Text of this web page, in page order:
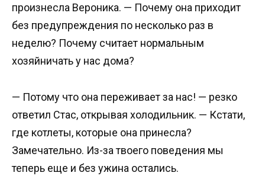
произнесла Вероника. — Почему она приходит
без предупреждения по несколько раз в
неделю? Почему считает нормальным
хозяйничать у нас дома?
— Потому что она переживает за нас! — резко
ответил Стас, открывая холодильник. — Кстати,
где котлеты, которые она принесла?
Замечательно. Из-за твоего поведения мы
теперь еще и без ужина остались.